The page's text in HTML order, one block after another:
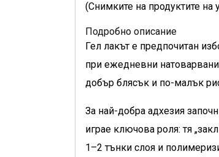
(Снимките на продуктите на
Подробно описание
Гел лакът е предпочитан
при ежедневни
добър блясък и по-малък
За най-добра адхезия
играе ключова роля: тя
1–2 тънки слоя и